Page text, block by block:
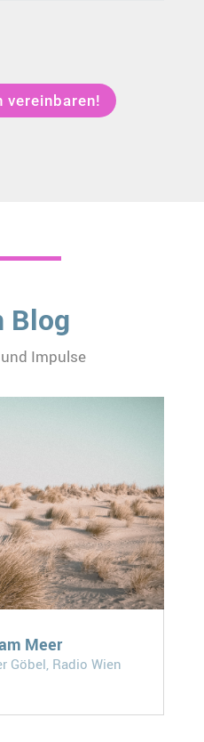
vereinbaren!
Blog
Impulse
Meer
Göbel, Radio Wien